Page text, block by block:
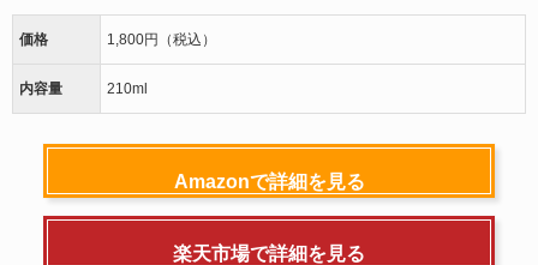
価格 1,800円（税込）
内容量 210ml
Amazonで詳細を見る
楽天市場で詳細を見る